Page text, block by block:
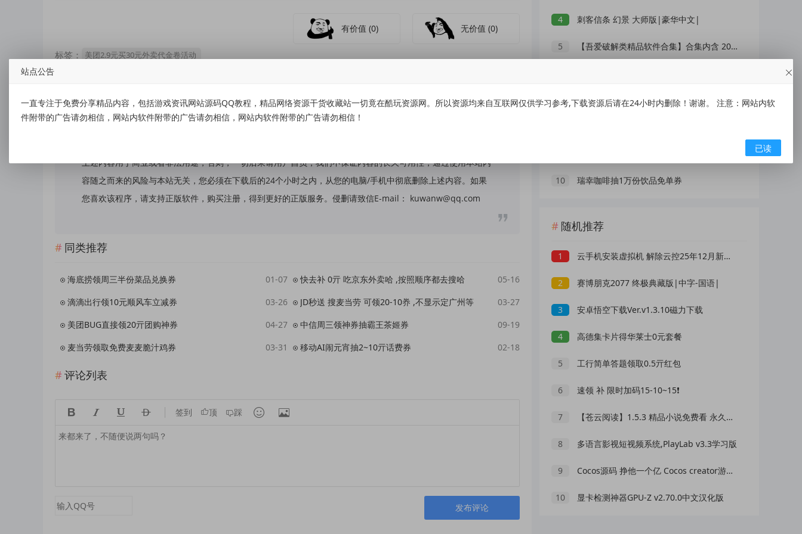
有价值(0) 无价值(0)
标签： 美团2.9元买30元外卖代金卷活动
免责声明：
上述内容用于商业或者非法用途，否则，一切后果请用户自负，我们不保证内容的长久可用性，通过使用本站内
容随之而来的风险与本站无关，您必须在下载后的24个小时之内，从您的电脑/手机中彻底删除上述内容。如果
您喜欢该程序，请支持正版软件，购买注册，得到更好的正版服务。侵删请致信E-mail： kuwanw@qq.com
同类推荐
海底捞领周三半份菜品兑换券 01-07 快去补 0亓 吃京东外卖哈 ,按照顺序都去搜哈
05-16
滴滴出行领10元顺风车立减券
03-26 JD秒送 搜麦当劳 可领20-10奍 ,不显示定广州等 ​​​
03-27
美团BUG直接领20亓团购神券
04-27 中信周三领神券抽霸王茶姬券
09-19
麦当劳领取免费麦麦脆汁鸡券
03-31 移动AI闹元宵抽2~10亓话费券 02-18
评论列表
    签到 顶 踩  
发布评论
4 刺客信条 幻景 大师版|豪华中文|
5 【吾爱破解类精品软件合集】合集内含 2000 +实用工具 【1.5GB】
7 IOS【大师兄】手慢无~~~
10 瑞幸咖啡抽1万份饮品免单券
随机推荐
1 云手机安装虚拟机 解除云控25年12月新版 可开root权限 永久使用
2 赛博朋克2077 终极典藏版|中字-国语|
3 安卓悟空下载Ver.v1.3.10磁力下载
4 高德集卡片得华莱士0元套餐
5 工行简单答题领取0.5亓红包
6 速领 补 限时加码15-10~15❗
7 【苍云阅读】1.5.3 精品小说免费看 永久保存
8 多语言影视短视频系统,PlayLab v3.3学习版
9 Cocos源码 挣他一个亿 Cocos creator游戏源码 2.4.13js
10 显卡检测神器GPU-Z v2.70.0中文汉化版
站点公告
一直专注于免费分享精品内容，包括游戏资讯网站源码QQ教程，精品网络资源干货收藏站一切竟在酷玩资源网。所以资源均来自互联网仅供学习参考,下载资源后请在24小时内删除！谢谢。 注意：网站内软
件附带的广告请勿相信，网站内软件附带的广告请勿相信，网站内软件附带的广告请勿相信！
已读